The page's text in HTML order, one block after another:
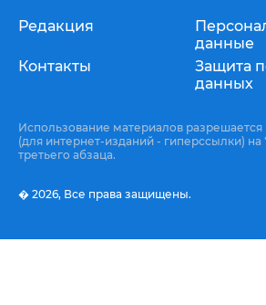
Редакция
Контакты
данные
Защита
данных
Использование материалов
(для интернет-изданий - гиперссылки) на
третьего абзаца.
� 2026, Все права защищены.